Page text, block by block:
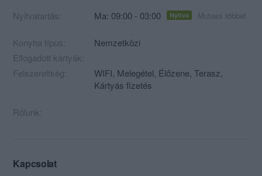
Nyitvatartás: Ma: 09:00 - 03:00 Nyitva Mutass többet
Konyha típus:
Nemzetközi
Elfogadott kártyák:
Felszereltség:
WIFI, Melegétel, Élőzene, Terasz,
Kártyás fizetés
Rólunk:
Kapcsolat